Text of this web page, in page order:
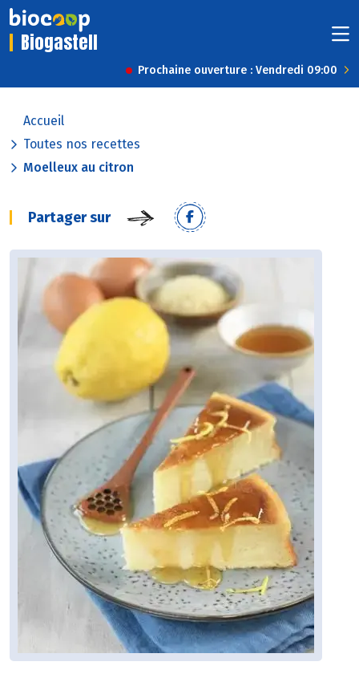
Biogastell
Prochaine ouverture : Vendredi 09:00
Accueil
Toutes nos recettes
Moelleux au citron
Partager sur